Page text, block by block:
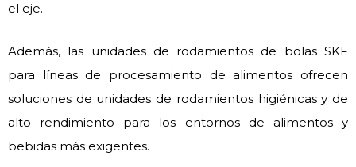
el eje.
Además, las unidades de rodamientos de bolas SKF
para líneas de procesamiento de alimentos ofrecen
soluciones de unidades de rodamientos higiénicas y de
alto rendimiento para los entornos de alimentos y
bebidas más exigentes.